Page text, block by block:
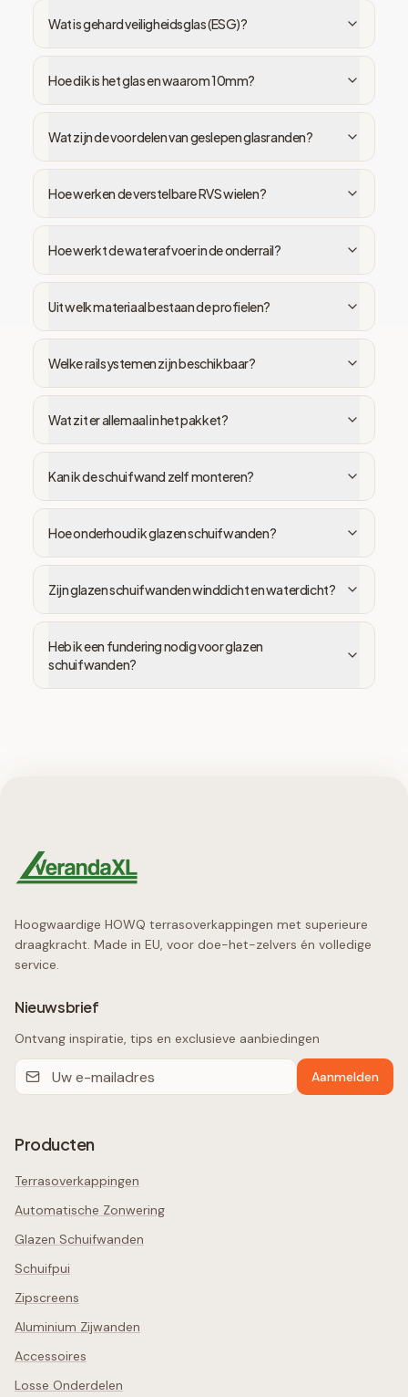
Wat is gehard veiligheidsglas (ESG)?
Hoe dik is het glas en waarom 10mm?
Wat zijn de voordelen van geslepen glasranden?
Hoe werken de verstelbare RVS wielen?
Hoe werkt de waterafvoer in de onderrail?
Uit welk materiaal bestaan de profielen?
Welke railsystemen zijn beschikbaar?
Wat zit er allemaal in het pakket?
Kan ik de schuifwand zelf monteren?
Hoe onderhoud ik glazen schuifwanden?
Zijn glazen schuifwanden winddicht en waterdicht?
Heb ik een fundering nodig voor glazen
schuifwanden?
Hoogwaardige HOWQ terrasoverkappingen met superieure
draagkracht. Made in EU, voor doe-het-zelvers én volledige
service.
Nieuwsbrief
Ontvang inspiratie, tips en exclusieve aanbiedingen
Aanmelden
Producten
Terrasoverkappingen
Automatische Zonwering
Glazen Schuifwanden
Schuifpui
Zipscreens
Aluminium Zijwanden
Accessoires
Losse Onderdelen